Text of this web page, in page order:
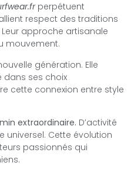
perpétuent
respect des traditions
approche artisanale
mouvement.
génération. Elle
dans ses choix
cette connexion entre style
extraordinaire. D’activité
universel. Cette évolution
passionnés qui